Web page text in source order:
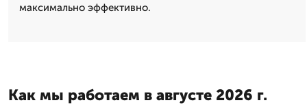
максимально эффективно.
Как мы работаем в августе 2026 г.